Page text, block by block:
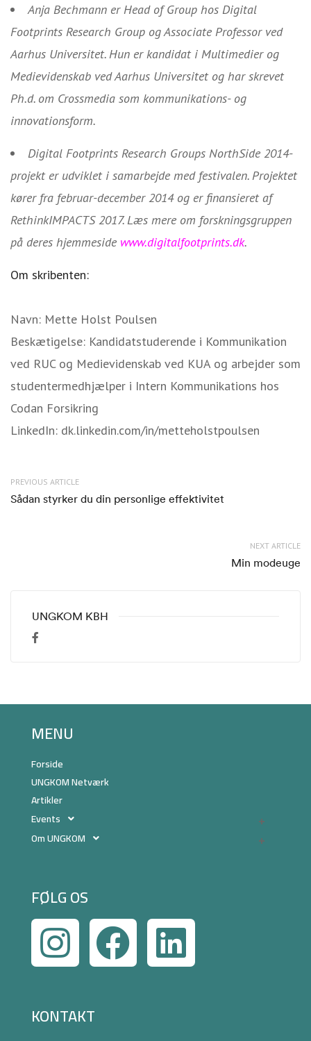
Anja Bechmann er Head of Group hos Digital
Footprints Research Group og Associate Professor ved
Aarhus Universitet.Hun er kandidat i Multimedier og
Medievidenskab ved Aarhus Universitet og har skrevet
Ph.d. om Crossmedia som kommunikations- og
innovationsform.
Digital Footprints Research Groups NorthSide 2014-
projekt er udviklet i samarbejde med festivalen. Projektet
kører fra februar-december 2014 og er finansieret af
RethinkIMPACTS 2017. Læs mere om forskningsgruppen
på deres hjemmeside www.digitalfootprints.dk.
Om skribenten:
Navn: Mette Holst Poulsen
Beskætigelse: Kandidatstuderende i Kommunikation
ved RUC og Medievidenskab ved KUA og arbejder som
studentermedhjælper i Intern Kommunikations hos
Codan Forsikring
LinkedIn: dk.linkedin.com/in/metteholstpoulsen
PREVIOUS ARTICLE
Sådan styrker du din personlige effektivitet
NEXT ARTICLE
Min modeuge
UNGKOM KBH
MENU
Forside
UNGKOM Netværk
Artikler
Events
Om UNGKOM
FØLG OS
KONTAKT